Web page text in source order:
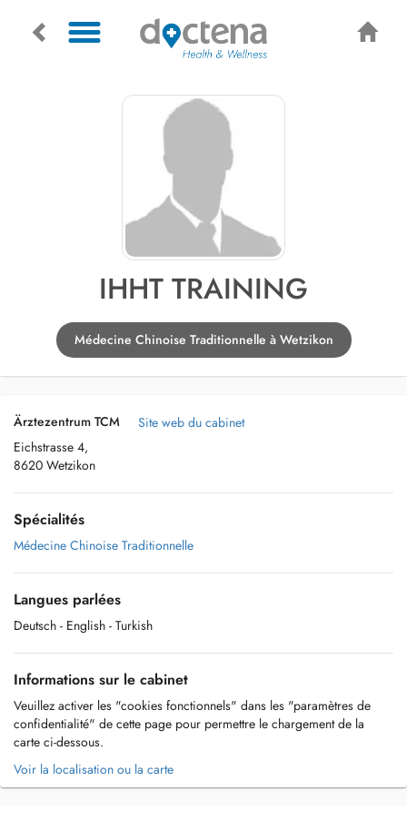
IHHT TRAINING
Médecine Chinoise Traditionnelle à Wetzikon
Ärztezentrum TCM
Eichstrasse 4,
8620 Wetzikon
Site web du cabinet
Spécialités
Médecine Chinoise Traditionnelle
Langues parlées
Deutsch - English - Turkish
Informations sur le cabinet
Veuillez activer les "cookies fonctionnels" dans les "paramètres de
confidentialité" de cette page pour permettre le chargement de la
carte ci-dessous.
Voir la localisation ou la carte